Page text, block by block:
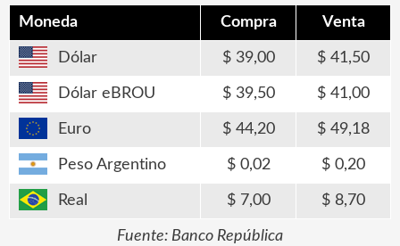
Moneda Compra Venta
Dólar 39,00 41,50
Dólar eBROU 39,50 41,00
Euro 44,20 49,18
Peso Argentino 0,02 0,20
Real 7,00 8,70
Fuente: Banco República